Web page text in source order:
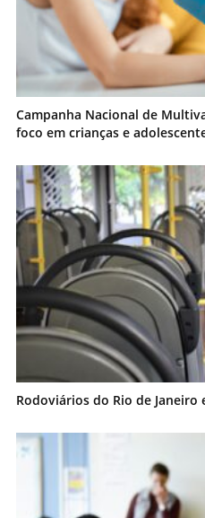
Campanha Nacional de
foco em crianças e
Rodoviários do Rio de Janeiro